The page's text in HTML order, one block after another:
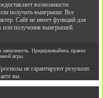
возможности
или получать выигрыши. Все
Сайт не имеет функций для
или получения выигрышей.
Придерживайтесь правил
игры.
не гарантируют результат.
вы.